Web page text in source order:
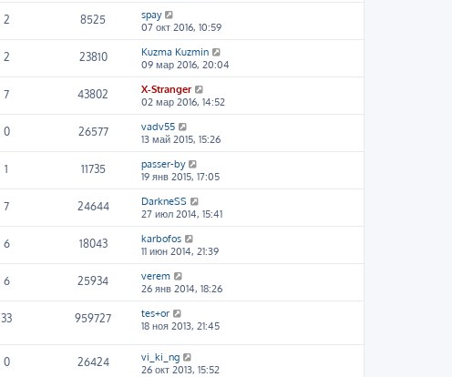
2 8525
spay
07 окт 2016, 10:59
2 23810
Kuzma Kuzmin
09 мар 2016, 20:04
7 43802
X-Stranger
02 мар 2016, 14:52
0 26577
vadv55
13 май 2015, 15:26
1 11735
passer-by
19 янв 2015, 17:05
7 24644
DarkneSS
27 июл 2014, 15:41
6 18043
karbofos
11 июн 2014, 21:39
6 25934
verem
26 янв 2014, 18:26
33 959727
tes+or
18 ноя 2013, 21:45
0 26424
vi_ki_ng
26 окт 2013, 15:52